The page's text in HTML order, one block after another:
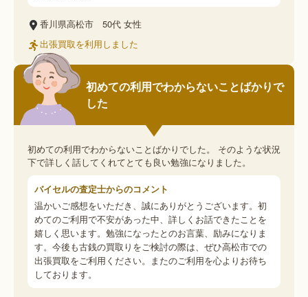
香川県高松市 50代 女性
出張買取を利用しました
初めての利用でわからないことばかりで
した
初めての利用でわからないことばかりでした。 そのような状況
下で詳しく話してくれてとても良い勉強になりました。
バイセルの査定士からのコメント
温かいご感想をいただき、誠にありがとうございます。初
めてのご利用で不安があった中、詳しくお話できたことを
嬉しく思います。勉強になったとのお言葉、励みになりま
す。今後も古銭の買取りをご検討の際は、ぜひ高松市での
出張買取をご利用ください。またのご利用を心よりお待ち
しております。